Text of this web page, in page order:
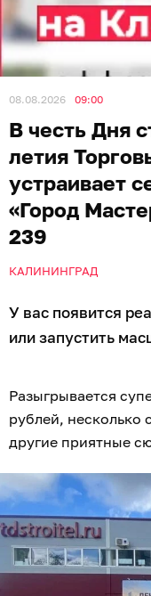
08.08.2026 09:00
В честь Дня
летия
устраивает
«Город
239
КАЛИНИНГРАД
У вас появится
или запустить
Разыгрывается
рублей, несколько
другие приятные